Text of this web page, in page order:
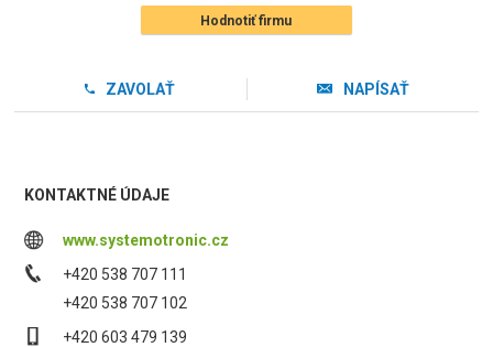
Hodnotiť firmu
ZAVOLAŤ NAPÍSAŤ
KONTAKTNÉ ÚDAJE
www.systemotronic.cz
+420 538 707 111
+420 538 707 102
+420 603 479 139